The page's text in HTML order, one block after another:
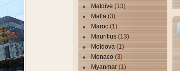
Maldive (13)
Malta (3)
Maroc (1)
Mauritius (13)
Moldova (1)
Monaco (3)
Myanmar (1)